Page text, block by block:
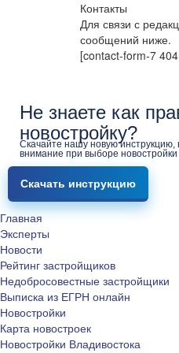
Контакты
Для связи с
сообщений ниже.
[contact-form-7
Не знаете как
новостройку?
Скачайте нашу новую инструкцию,
внимание при выборе новостройки
Скачать инструкцию
Главная
Эксперты
Новости
Рейтинг застройщиков
Недобросовестные застройщики
Выписка из ЕГРН онлайн
Новостройки
Карта новостроек
Новостройки Владивостока